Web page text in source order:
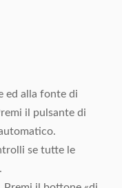
ed alla fonte di
il pulsante di
se tutte le